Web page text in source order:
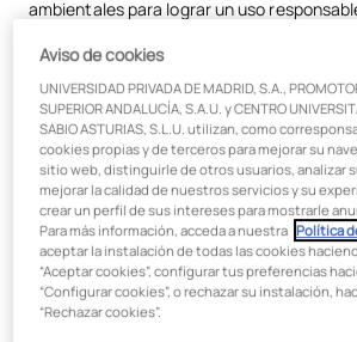
ambientales para lograr un uso
Funciones de un gestor
Las responsabilidades y funciones de un
son variadas y abarcan diversos
detallamos algunas de las funciones clave:
Análisis y diagnóstico energético.
energéticas para evaluar el consumo
Aviso de cookies
UNIVERSIDAD PRIVADA DE MADRID, S.A.,
SUPERIOR ANDALUCÍA, S.A.U. y CENTRO
SABIO ASTURIAS, S.L.U. utilizan, como
cookies propias y de terceros para mejorar su
sitio web, distinguirle de otros usuarios, analizar
mejorar la calidad de nuestros servicios y su
crear un perfil de sus intereses para mostrarle
Para más información, acceda a nuestra Política
aceptar la instalación de todas las cookies
“Aceptar cookies”, configurar tus preferencias
“Configurar cookies”, o rechazar su instalación,
“Rechazar cookies”.